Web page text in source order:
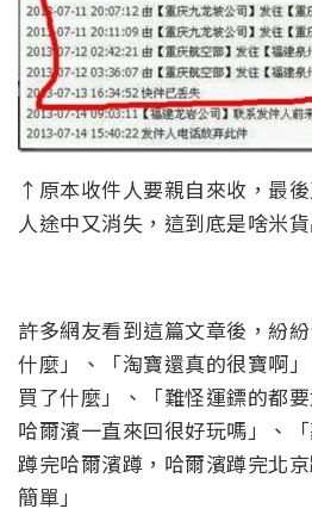
↑原本收件人要親自來收，最
人途中又消失，這到底是啥米貨
許多網友看到這篇文章後，紛
什麼」、「淘寶還真的很寶啊
買了什麼」、「難怪運鏢的都
哈爾濱一直來回很好玩嗎」、
蹲完哈爾濱蹲，哈爾濱蹲完北
簡單」